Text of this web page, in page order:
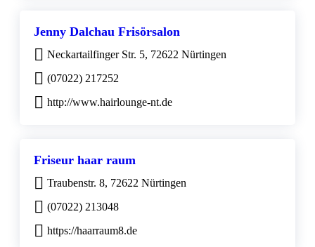
Jenny Dalchau Frisörsalon
Neckartailfinger Str. 5, 72622 Nürtingen
(07022) 217252
http://www.hairlounge-nt.de
Friseur haar raum
Traubenstr. 8, 72622 Nürtingen
(07022) 213048
https://haarraum8.de